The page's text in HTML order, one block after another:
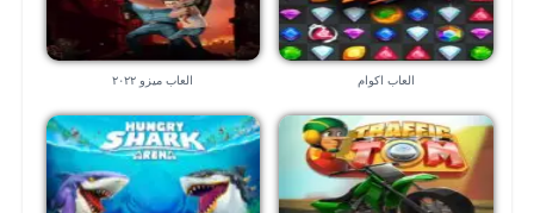
العاب اكوام العاب ميزو ٢٠٢٢